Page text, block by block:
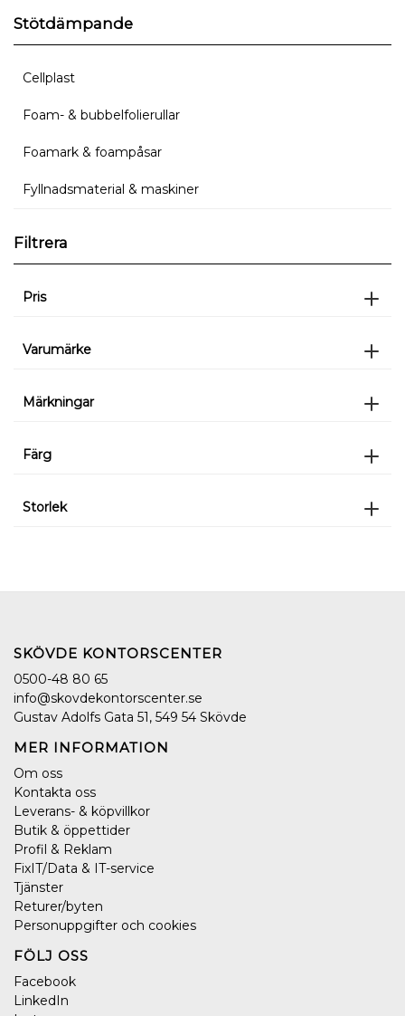
Stötdämpande
Cellplast
Foam- & bubbelfolierullar
Foamark & foampåsar
Fyllnadsmaterial & maskiner
Filtrera
Pris
Varumärke
Märkningar
Färg
Storlek
SKÖVDE KONTORSCENTER
0500-48 80 65
info@skovdekontorscenter.se
Gustav Adolfs Gata 51, 549 54 Skövde
MER INFORMATION
Om oss
Kontakta oss
Leverans- & köpvillkor
Butik & öppettider
Profil & Reklam
FixIT/Data & IT-service
Tjänster
Returer/byten
Personuppgifter och cookies
FÖLJ OSS
Facebook
LinkedIn